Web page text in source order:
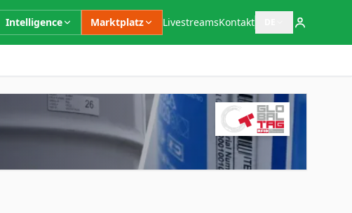
Intelligence Marktplatz LivestreamsKontakt Sprachauswahl